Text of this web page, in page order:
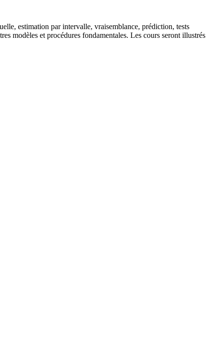
estimation par intervalle, vraisemblance, prédiction, tests
modèles et procédures fondamentales. Les cours seront illustrés